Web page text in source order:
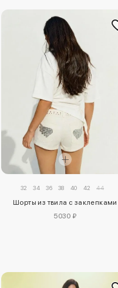
32 34 36 38 40 42 44
Шорты из твила с заклепками
5030 ₽